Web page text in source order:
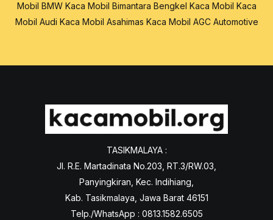
Mobil BMW Kaca Mobil Bimantara Bengkel Kaca Mobil Kaca
Mobil Audi Kaca Mobil Asahimas Kaca Mobil AGC Automotive
TASIKMALAYA :
Jl. R.E. Martadinata No.203, RT.3/RW.03,
Panyingkiran, Kec. Indihiang,
Kab. Tasikmalaya, Jawa Barat 46151
Telp./WhatsApp : 0813.1582.6505